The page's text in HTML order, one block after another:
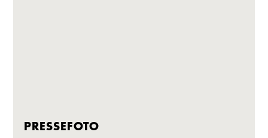
PRESSEFOTO